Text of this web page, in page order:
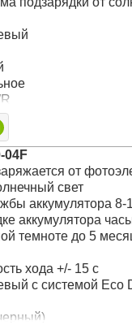
04F
от
свет
аккумулятора 8-
аккумулятора
темноте до 5
хода +/- 15 с
с системой Eco